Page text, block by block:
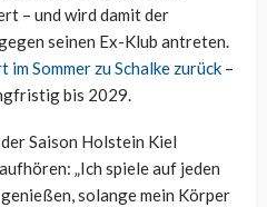
– und wird damit der
seinen Ex-Klub antreten.
Sommer zu Schalke zurück –
bis 2029.
Saison Holstein Kiel
„Ich spiele auf jeden
solange mein Körper